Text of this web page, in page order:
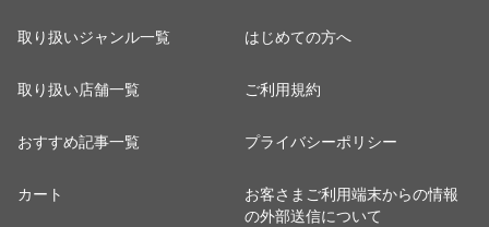
取り扱いジャンル一覧
取り扱い店舗一覧
おすすめ記事一覧
カート
はじめての方へ
ご利用規約
プライバシーポリシー
お客さまご利用端末からの情報
の外部送信について